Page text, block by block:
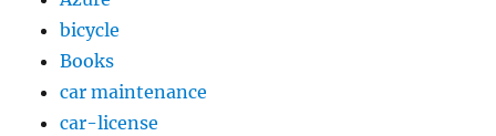
bicycle
Books
car maintenance
car-license